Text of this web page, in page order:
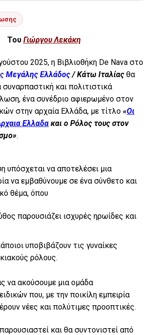
Του Γιώργου Λεκάκη
2025, η Βιβλιοθήκη De Nava στο
Μεγάλης Ελλάδος/ Κάτω Ιταλίας θα
συναρπαστική και πολιτιστικά
ένα συνέδριο αφιερωμένο στον
στην αρχαία Ελλάδα, με τίτλο «Οι
Ελλαδα και ο Ρόλος τους στον
.
υπόσχεται να αποτελέσει μια
να εμβαθύνουμε σε ένα σύνθετο και
θέμα, όπου
παρουσιάζει ισχυρές ηρωίδες και
υποβιβάζουν τις γυναίκες
ρόλους.
να ακούσουμε μια ομάδα
που, με την ποικίλη εμπειρία
νέες και πολύτιμες προοπτικές.
και θα συντονιστεί από